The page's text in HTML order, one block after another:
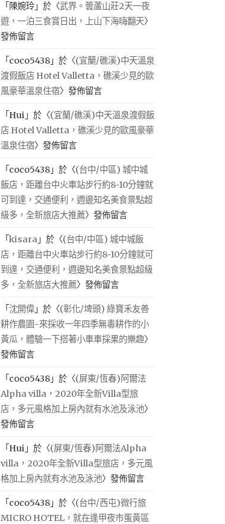
「 陳婉玲 」於〈武界。蕓蘆山莊2天一夜
遊，一泊三食賞日出，上山下海嗨翻天〉
發佈留言
「 coco5438 」於〈(宜蘭/礁溪)中天溫泉
渡假飯店 Hotel Valletta，礁溪少見的歐
風豪華溫泉住宿〉發佈留言
「Hui 」於〈(宜蘭/礁溪)中天溫泉渡假飯
店 Hotel Valletta，礁溪少見的歐風豪華
溫泉住宿〉發佈留言
「 coco5438 」於〈(台中/中區) 城中城
飯店，距離台中火車站步行約8-10分鐘就
可到達，交通便利，週邊知名美食景點超
級多，全新旅店大推薦〉發佈留言
「kisara 」於〈(台中/中區) 城中城飯
店，距離台中火車站步行約8-10分鐘就可
到達，交通便利，週邊知名美食景點超級
多，全新旅店大推薦〉發佈留言
「沈開偉 」於〈(彰化/埤頭) 綠寶禾友善
耕作農園-來採收一年四季無毒耕作的小
黃瓜，體驗一下搭著小車車採果的樂趣〉
發佈留言
「 coco5438 」於〈(屏東/恆春)阿爾法
Alpha villa，2020年全新Villa型旅
店，多元風格加上房內就有水池及泳池〉
發佈留言
「Hui 」於〈(屏東/恆春)阿爾法Alpha
villa，2020年全新Villa型旅店，多元風
格加上房內就有水池及泳池〉發佈留言
「 coco5438 」於〈(台中/西屯)微行旅
MICRO HOTEL，就在逢甲夜市蛋黃區